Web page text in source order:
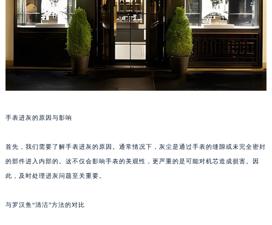
手表进灰的原因与影响
首先，我们需要了解手表进灰的原因。通常情况下，灰尘是通过手表的缝隙或未完全密封
的部件进入内部的。这不仅会影响手表的美观性，更严重的是可能对机芯造成损害。因
此，及时处理进灰问题至关重要。
与罗汉鱼“清洁”方法的对比